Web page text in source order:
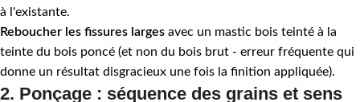
à l'existante.
Reboucher les fissures larges avec un mastic bois teinté à la
teinte du bois poncé (et non du bois brut - erreur fréquente qui
donne un résultat disgracieux une fois la finition appliquée).
2. Ponçage : séquence des grains et sens